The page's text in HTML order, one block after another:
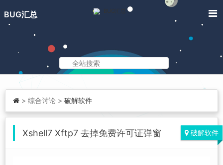
BUG汇总
> 综合讨论 > 破解软件
Xshell7 Xftp7 去掉免费许可证弹窗 破解软件